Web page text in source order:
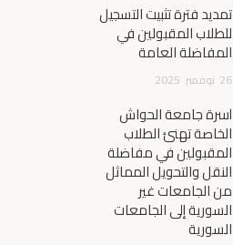
تمديد فترة تثبيت التسجيل
للطلاب المقبولين في
المفاضلة العامة
26 نوفمبر 2025
أسرة جامعة الحواش
الخاصة تهنئ الطلاب
المقبولين في مفاضلة
النقل والتحويل المماثل
من الجامعات غير
السورية إلى الجامعات
السورية